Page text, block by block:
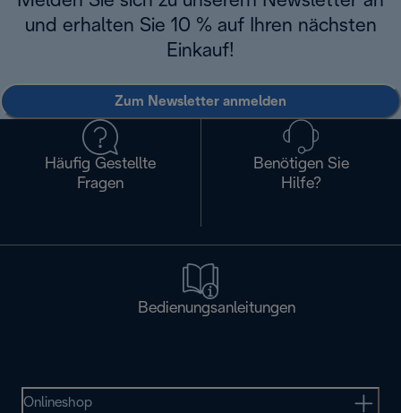
und erhalten Sie 10 % auf Ihren nächsten
Einkauf!
Zum Newsletter anmelden
Häufig Gestellte
Fragen
Benötigen Sie
Hilfe?
Bedienungsanleitungen
Onlineshop